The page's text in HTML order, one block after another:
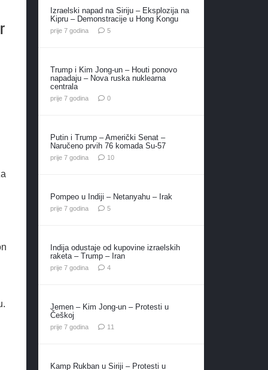
Izraelski napad na Siriju – Eksplozija na
Kipru – Demonstracije u Hong Kongu
prije 7 godina 5komentara
Trump i Kim Jong-un – Houti ponovo
napadaju – Nova ruska nuklearna
centrala
prije 7 godina 0
Putin i Trump – Američki Senat –
Naručeno prvih 76 komada Su-57
prije 7 godina 10komentara
Pompeo u Indiji – Netanyahu – Irak
prije 7 godina 5komentara
Indija odustaje od kupovine izraelskih
raketa – Trump – Iran
prije 7 godina 4komentara
Jemen – Kim Jong-un – Protesti u
Češkoj
prije 7 godina 11
Kamp Rukban u Siriji – Protesti u